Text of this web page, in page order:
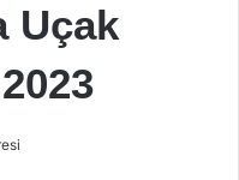
Uçak